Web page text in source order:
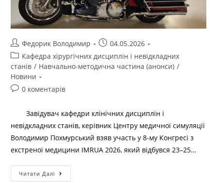
Федорик Володимир
04.05.2026
Кафедра хірургічних дисциплін і невідкладних
станів / Навчально-методична частина (анонси) /
Новини
0 коментарів
Завідувач кафедри клінічних дисциплін і
невідкладних станів, керівник Центру медичної симуляції
Володимир Похмурський взяв участь у 8-му Конгресі з
екстреної медицини IMRUA 2026, який відбувся 23–25…
Читати Далі